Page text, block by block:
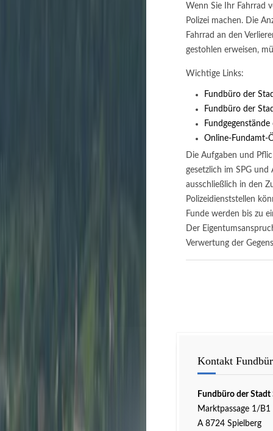
Wenn Sie Ihr Fahrrad
Polizei machen. Die
Fahrrad an den
gestohlen erweisen,
Wichtige Links:
Fundbüro der
Fundbüro der
Online-Fundamt-
Die Aufgaben und
gesetzlich im SPG und
ausschließlich in den
Polizeidienststellen
Funde werden bis zu
Der
Verwertung der
Kontakt
Fundbüro der Stadt
Marktpassage 1/B1
A 8724 Spielberg